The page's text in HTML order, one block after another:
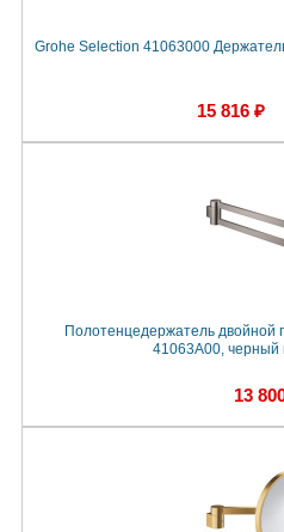
Grohe Selection 41063000
15 816 ₽
Полотенцедержатель двойной
41063A00, черный
13